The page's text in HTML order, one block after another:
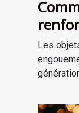
le
Les